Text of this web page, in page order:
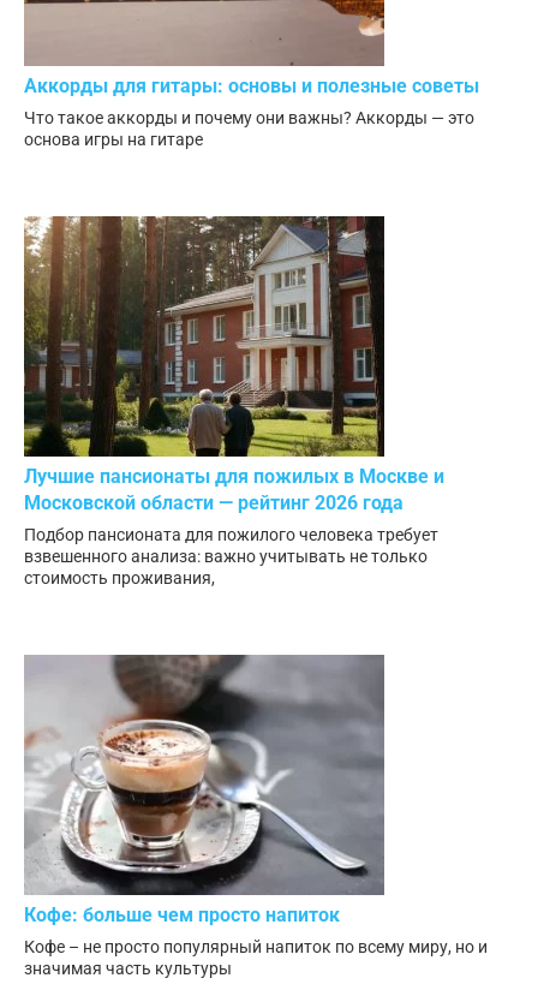
Аккорды для гитары: основы и полезные советы
Что такое аккорды и почему они важны? Аккорды — это
основа игры на гитаре
Лучшие пансионаты для пожилых в Москве и
Московской области — рейтинг 2026 года
Подбор пансионата для пожилого человека требует
взвешенного анализа: важно учитывать не только
стоимость проживания,
Кофе: больше чем просто напиток
Кофе – не просто популярный напиток по всему миру, но и
значимая часть культуры